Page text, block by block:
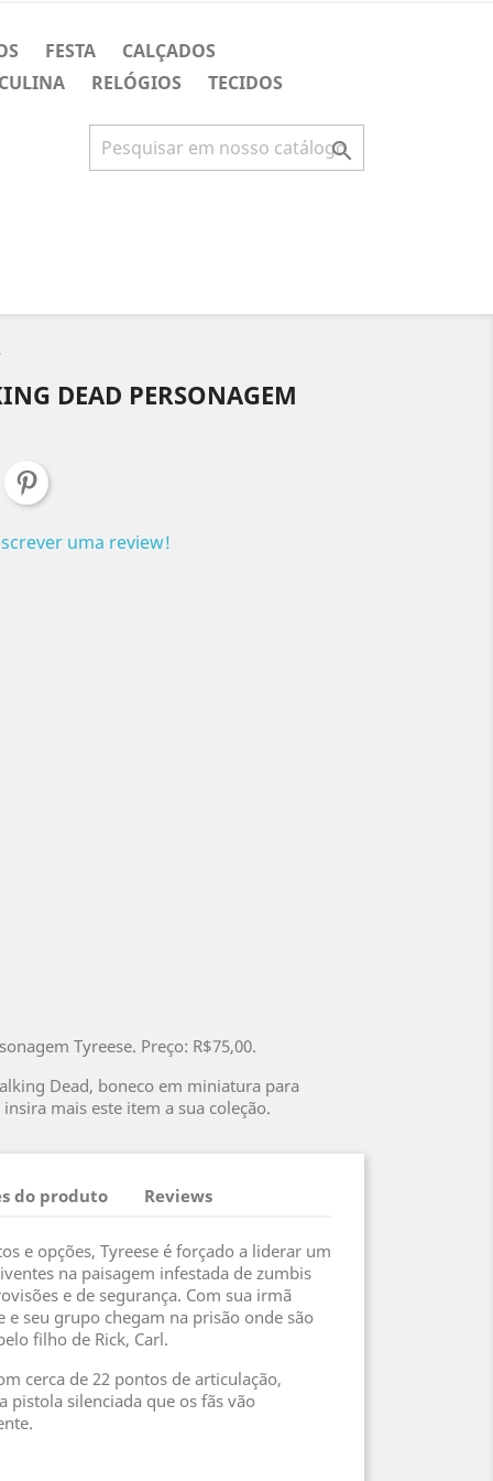
FESTA
CALÇADOS
RELÓGIOS TECIDOS

DEAD PERSONAGEM
uma review!
Tyreese. Preço: R$75,00.
Dead, boneco em miniatura para
mais este item a sua coleção.
do produto Reviews
e opções, Tyreese é forçado a liderar um
na paisagem infestada de zumbis
e de segurança. Com sua irmã
e seu grupo chegam na prisão onde são
filho de Rick, Carl.
cerca de 22 pontos de articulação,
pistola silenciada que os fãs vão